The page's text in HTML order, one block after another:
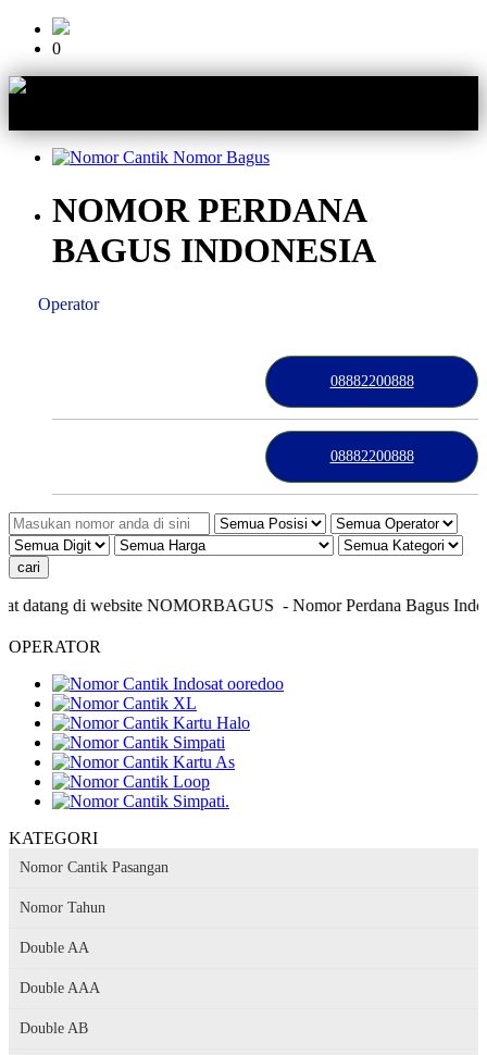
0
NOMOR PERDANA
BAGUS INDONESIA
Operator
08882200888
08882200888
datang di website NOMORBAGUS - Nomor Perdana Bagus
OPERATOR
KATEGORI
Nomor Cantik Pasangan
Nomor Tahun
Double AA
Double AAA
Double AB